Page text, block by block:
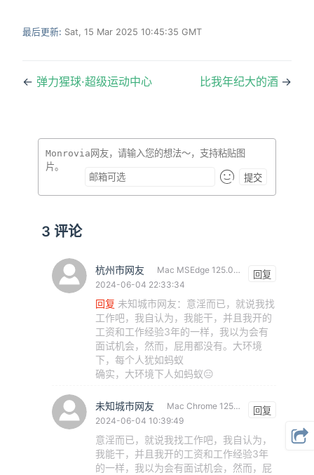
最后更新: Sat, 15 Mar 2025 10:45:35 GMT
← 弹力猩球·超级运动中心 比我年纪大的酒 →
提交
3 评论
杭州市网友
Mac MSEdge 125.0.0.0
2024-06-04 22:33:34
回复
回复 未知城市网友： 意淫而已，就说我找
工作吧，我自认为，我能干，并且我开的
工资和工作经验3年的一样，我以为会有
面试机会，然而，屁用都没有。大环境
下，每个人犹如蚂蚁
确实，大环境下人如蚂蚁😑
未知城市网友
Mac Chrome 125.0.0.0
2024-06-04 10:39:49
回复
意淫而已，就说我找工作吧，我自认为，
我能干，并且我开的工资和工作经验3年
的一样，我以为会有面试机会，然而，屁